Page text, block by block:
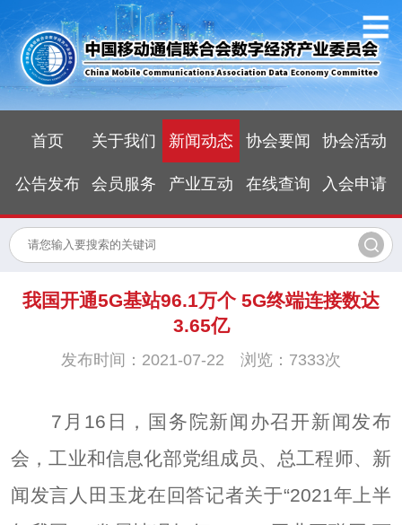
首页 关于我们 新闻动态 协会要闻 协会活动
公告发布 会员服务 产业互动 在线查询 入会申请
我国开通5G基站96.1万个 5G终端连接数达
3.65亿
发布时间：2021-07-22 浏览：7333次
7月16日，国务院新闻办召开新闻发布
会，工业和信息化部党组成员、总工程师、新
闻发言人田玉龙在回答记者关于“2021年上半